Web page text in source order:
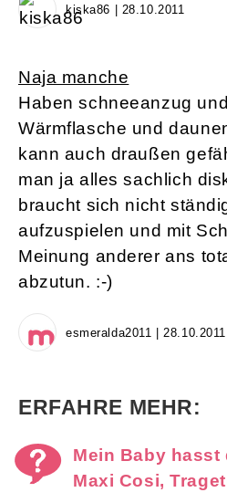
kiska86 | 28.10.2011
Naja manche
Haben schneeanzug und
Wärmflasche und
kann auch draußen
man ja alles sachlich
braucht sich nicht
aufzuspielen und mit
Meinung anderer ans
abzutun. :-)
esmeralda2011 | 28.10.2011
ERFAHRE MEHR:
Mein Baby hasst
Maxi Cosi,